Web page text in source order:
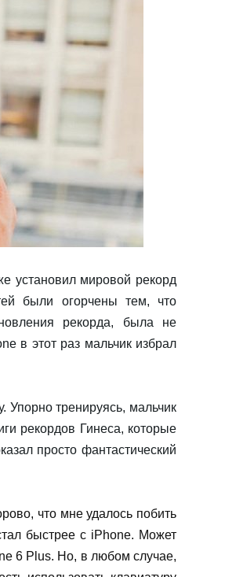
установил мировой рекорд
были огорчены тем, что
рекорда, была не
в этот раз мальчик избрал
Упорно тренируясь, мальчик
рекордов Гинеса, которые
просто фантастический
что мне удалось побить
быстрее с iPhone. Может
6 Plus. Но, в любом случае,